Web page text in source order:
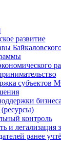
развитие
субъектов
контроль
и легализация
ранее